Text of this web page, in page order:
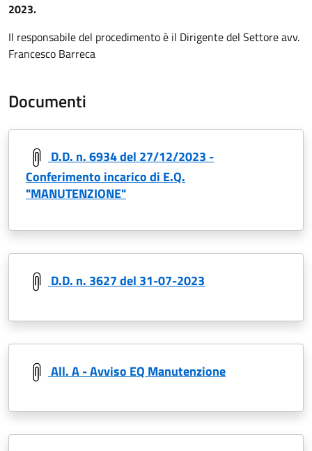
2023.
Il responsabile del procedimento è il Dirigente del Settore avv.
Francesco Barreca
Documenti
D.D. n. 6934 del 27/12/2023 -
Conferimento incarico di E.Q.
"MANUTENZIONE"
D.D. n. 3627 del 31-07-2023
All. A - Avviso EQ Manutenzione